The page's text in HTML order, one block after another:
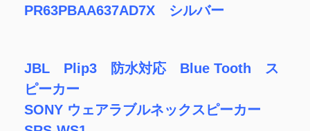
PR63PBAA637AD7X シルバー
JBL Plip3 防水対応 Blue Tooth ス
ピーカー
SONY ウェアラブルネックスピーカー